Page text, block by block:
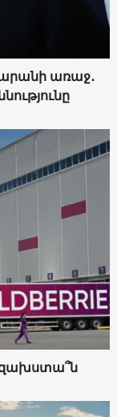
առաջ․